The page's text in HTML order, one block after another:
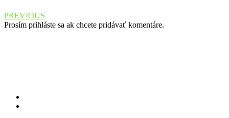
PREVIOUS
Prosím prihláste sa ak chcete pridávať komentáre.